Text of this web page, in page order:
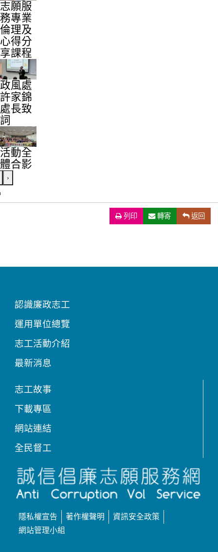
志願服
務專業
倫理及
心得分
享課程
政風處
許家錦
處長致
詞
活動全
體合影
›
列印（另開新視窗）
轉寄 返回
認識廉政志工
運用單位總覽
志工活動介紹
最新消息
志工故事
下載專區
網站連結
全民督工
隱私權宣告 著作權聲明
資訊安全政策
網站管理小組